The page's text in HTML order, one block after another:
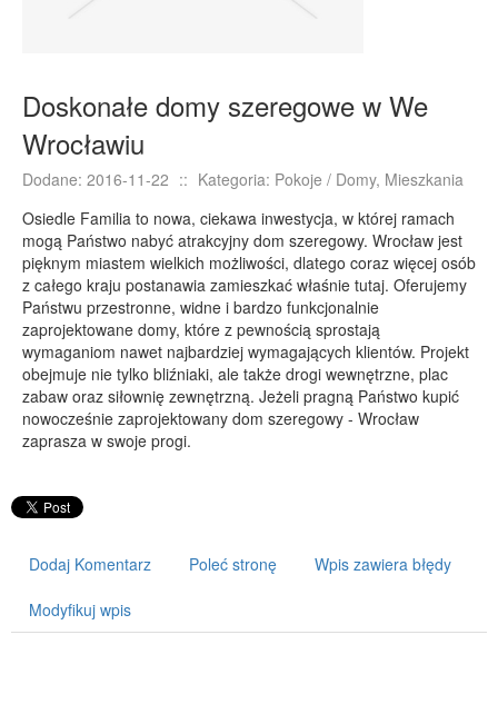
Odzież
Sport
Elektronika, RTV, AGD
Ogród, Rośliny
Chemia
Art. Spożywcze
Materiały Eksploatacyjne
Inne Sklepy
PRZYRZĄDY
Maszyny
Przemysł Metalowy
Części Samochodowe
Doskonałe domy szeregowe w We
Wrocławiu
Dodane: 2016-11-22 :: Kategoria: Pokoje / Domy, Mieszkania
Osiedle Familia to nowa, ciekawa inwestycja, w której ramach
mogą Państwo nabyć atrakcyjny dom szeregowy. Wrocław jest
pięknym miastem wielkich możliwości, dlatego coraz więcej osób
z całego kraju postanawia zamieszkać właśnie tutaj. Oferujemy
Państwu przestronne, widne i bardzo funkcjonalnie
zaprojektowane domy, które z pewnością sprostają
wymaganiom nawet najbardziej wymagających klientów. Projekt
obejmuje nie tylko bliźniaki, ale także drogi wewnętrzne, plac
zabaw oraz siłownię zewnętrzną. Jeżeli pragną Państwo kupić
nowocześnie zaprojektowany dom szeregowy - Wrocław
zaprasza w swoje progi.
Dodaj Komentarz Poleć stronę Wpis zawiera błędy
Modyfikuj wpis